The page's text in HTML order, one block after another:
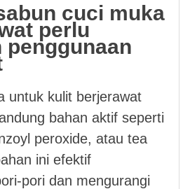
cuci muka
perlu
penggunaan
untuk kulit berjerawat
bahan aktif seperti
peroxide, atau tea
ini efektif
pori dan mengurangi